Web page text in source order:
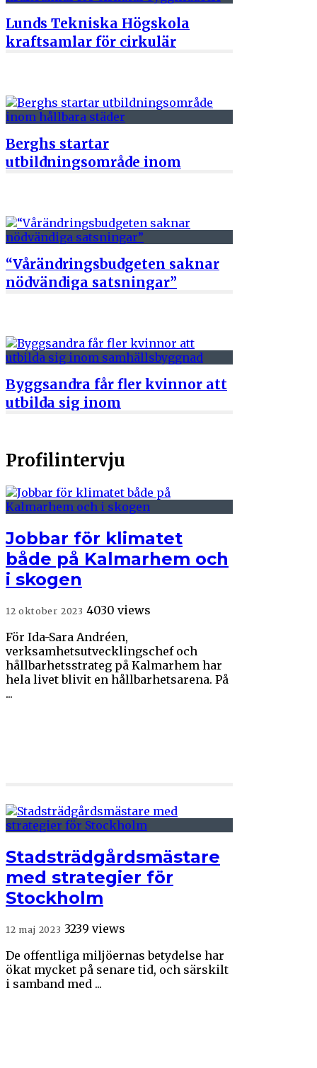
Lunds Tekniska Högskola
kraftsamlar för cirkulär
Berghs startar
utbildningsområde inom
“Vårändringsbudgeten saknar
nödvändiga satsningar”
Byggsandra får fler kvinnor att
utbilda sig inom
18 februari 2022
Profilintervju
Jobbar för klimatet
både på Kalmarhem och
i skogen
12 oktober 2023 4030 views
För Ida-Sara Andréen,
verksamhetsutvecklingschef och
hållbarhetsstrateg på Kalmarhem har
hela livet blivit en hållbarhetsarena. På
...
Stadsträdgårdsmästare
med strategier för
Stockholm
12 maj 2023 3239 views
De offentliga miljöernas betydelse har
ökat mycket på senare tid, och särskilt
i samband med ...